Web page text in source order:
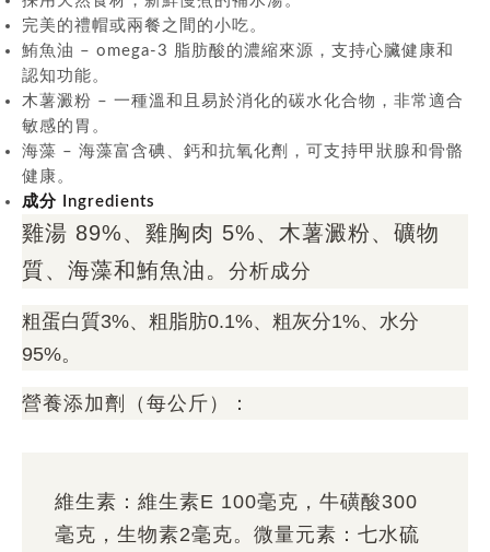
完美的禮帽或兩餐之間的小吃。
鮪魚油 – omega-3 脂肪酸的濃縮來源，支持心臟健康和
認知功能。
木薯澱粉 – 一種溫和且易於消化的碳水化合物，非常適合
敏感的胃。
海藻 – 海藻富含碘、鈣和抗氧化劑，可支持甲狀腺和骨骼
健康。
成分 Ingredients
雞湯 89%、雞胸肉 5%、木薯澱粉、礦物
質、海藻和鮪魚油。 分析成分
粗蛋白質3%、粗脂肪0.1%、粗灰分1%、水分
95%。
營養添加劑（每公斤）：
維生素：維生素E 100毫克，牛磺酸300
毫克，生物素2毫克。微量元素：七水硫